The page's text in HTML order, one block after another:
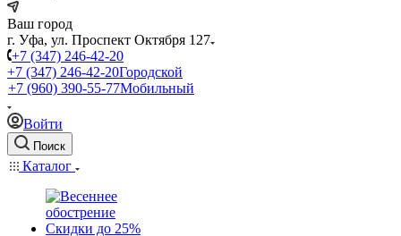
Ваш город
г. Уфа, ул. Проспект Октября 127
+7 (347) 246-42-20
+7 (347) 246-42-20Городской
+7 (960) 390-55-77Мобильный
Войти
Поиск
Каталог